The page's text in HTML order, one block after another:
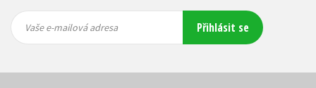
mailová
mailová
Vaše e-mailová adresa Přihlásit se